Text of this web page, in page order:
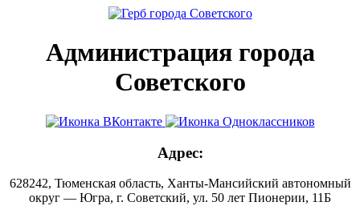
Администрация города
Советского
Адрес:
628242, Тюменская область, Ханты-Мансийский автономный
округ — Югра, г. Советский, ул. 50 лет Пионерии, 11Б